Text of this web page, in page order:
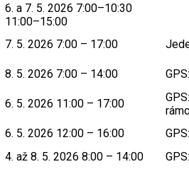
6. a 7. 5. 2026 7:00–10:30
11:00–15:00
7. 5. 2026 7:00 – 17:00
8. 5. 2026 7:00 – 14:00
6. 5. 2026 11:00 – 17:00
6. 5. 2026 12:00 – 16:00
4. až 8. 5. 2026 8:00 – 14:00